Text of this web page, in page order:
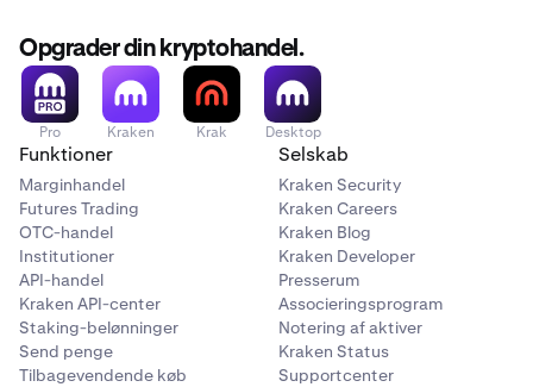
Opgrader din kryptohandel.
Pro Kraken Krak Desktop
Funktioner
Marginhandel
Futures Trading
OTC-handel
Institutioner
API-handel
Kraken API-center
Staking-belønninger
Send penge
Tilbagevendende køb
Selskab
Kraken Security
Kraken Careers
Kraken Blog
Kraken Developer
Presserum
Associeringsprogram
Notering af aktiver
Kraken Status
Supportcenter